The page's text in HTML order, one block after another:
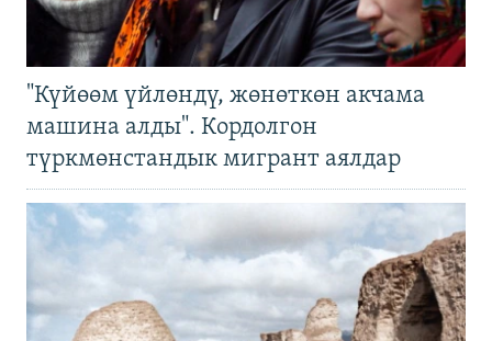
"Күйөөм үйлөндү, жөнөткөн акчама
машина алды". Кордолгон
түркмөнстандык мигрант аялдар